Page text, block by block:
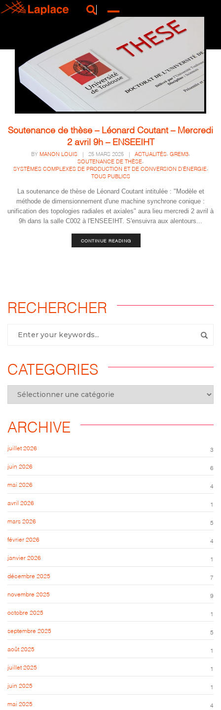
Soutenance de thèse – Léonard Coutant – Mercredi
2 avril 9h – ENSEEIHT
BY MANON LOUIS 25 MARS 2025 ACTUALITÉS , GREM3,
SOUTENANCE DE THÈSE ,
SYSTÈMES COMPLEXES DE PRODUCTION ET DE CONVERSION D'ÉNERGIE,
TOUS PUBLICS
La soutenance de thèse de Léonard Coutant intitulée : "Modèle et
méthode de dimensionnement d'une machine synchrone conique :
unification des topologies radiales et axiales" aura lieu mercredi 2 avril à
9h dans la salle C002 à l'ENSEEIHT. S'ensuivra aux alentours...
CONTINUE READING
RECHERCHER
CATEGORIES
ARCHIVE
juillet 2026 3
juin 2026 6
mai 2026 4
avril 2026 1
mars 2026 5
février 2026 4
janvier 2026 1
décembre 2025 7
novembre 2025 9
octobre 2025 1
septembre 2025 5
août 2025 1
juillet 2025 1
juin 2025 1
mai 2025 4